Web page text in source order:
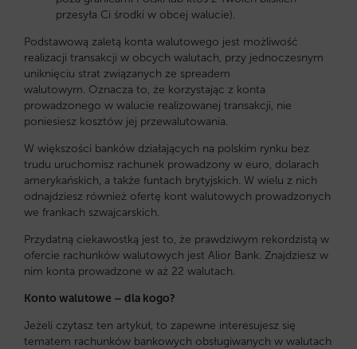
przesyła Ci środki w obcej walucie).
Podstawową zaletą konta walutowego jest możliwość
realizacji transakcji w obcych walutach, przy jednoczesnym
uniknięciu strat związanych ze spreadem
walutowym. Oznacza to, że korzystając z konta
prowadzonego w walucie realizowanej transakcji, nie
poniesiesz kosztów jej przewalutowania.
W większości banków działających na polskim rynku bez
trudu uruchomisz rachunek prowadzony w euro, dolarach
amerykańskich, a także funtach brytyjskich. W wielu z nich
odnajdziesz również ofertę kont walutowych prowadzonych
we frankach szwajcarskich.
Przydatną ciekawostką jest to, że prawdziwym rekordzistą w
ofercie rachunków walutowych jest Alior Bank. Znajdziesz w
nim konta prowadzone w aż 22 walutach.
Konto walutowe – dla kogo?
Jeżeli czytasz ten artykuł, to zapewne interesujesz się
tematem rachunków bankowych obsługiwanych w walutach